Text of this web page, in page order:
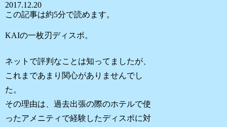
2017.12.20
この記事は約5分で読めます。
KAIの一枚刃ディスポ。
ネットで評判なことは知ってましたが、
これまであまり関心がありませんでし
た。
その理由は、過去出張の際のホテルで使
ったアメニティで経験したディスポに対